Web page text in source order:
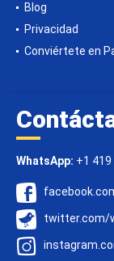
Blog
Privacidad
Conviértete en
WhatsApp: +1
twitter.com/